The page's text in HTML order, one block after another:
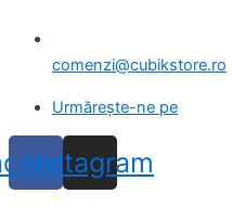
comenzi@cubikstore.ro
Urmărește-ne pe
Instagram